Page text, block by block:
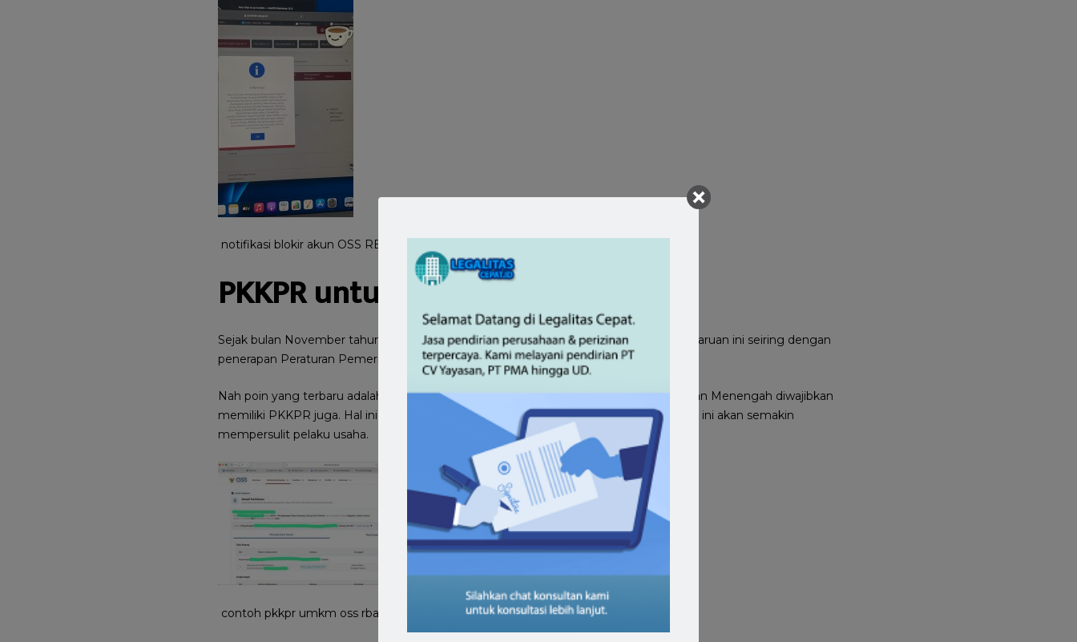
notifikasi blokir akun OSS RBA PKKPR
PKKPR untuk Usaha UMK
Sejak bulan November tahun 2025, terdapat pembaharuan sistem OSS RBA. Pembaharuan ini seiring dengan
penerapan Peraturan Pemerintah No 28 Tahun 2025 Tentang Perizinan Berusaha.
Nah poin yang terbaru adalah padaOSS RBAyang paling baru ini usaha Mikro, Kecil dan Menengah diwajibkan
memiliki PKKPR juga. Hal ini untuk persyaratan dasar perizinan berusaha. So ! keadaan ini akan semakin
mempersulit pelaku usaha.
contoh pkkpr umkm oss rba